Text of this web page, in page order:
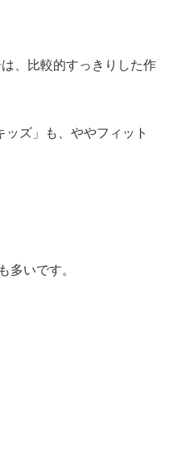
、比較的すっきりした作
ッズ」も、ややフィット
多いです。